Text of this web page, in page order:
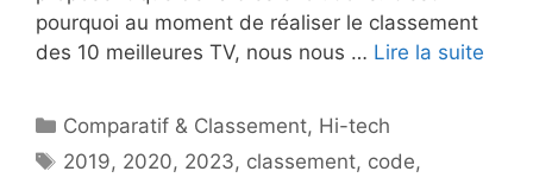
pourquoi au moment de réaliser le classement
des 10 meilleures TV, nous nous … Lire la suite
Catégories
Comparatif & Classement, Hi-tech
Étiquettes
2019, 2020, 2023, classement, code,